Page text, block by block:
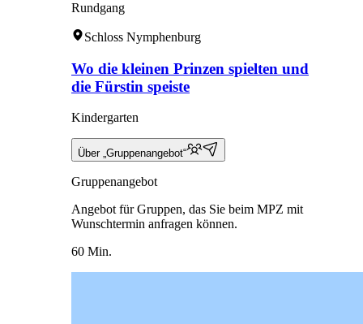
Rundgang
Schloss Nymphenburg
Wo die kleinen Prinzen spielten und
die Fürstin speiste
Kindergarten
Über „Gruppenangebot“
Gruppenangebot
Angebot für Gruppen, das Sie beim MPZ mit
Wunschtermin anfragen können.
60 Min.